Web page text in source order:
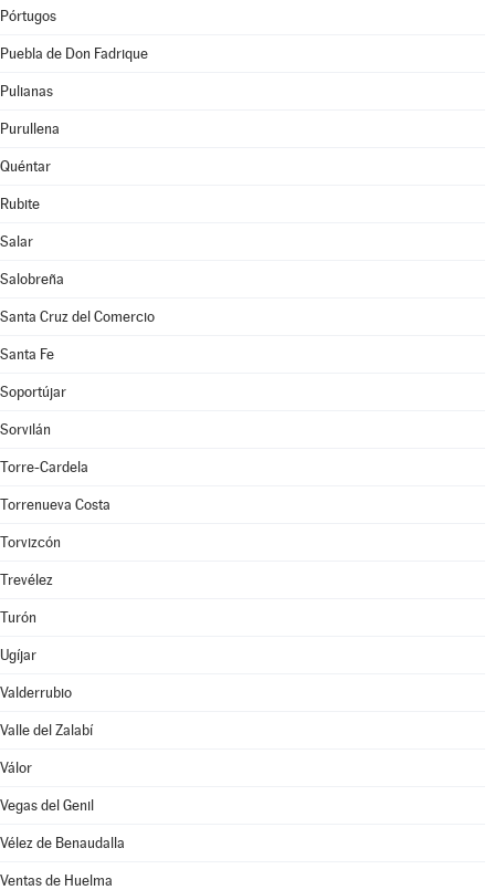
Pórtugos
Puebla de Don Fadrique
Pulianas
Purullena
Quéntar
Rubite
Salar
Salobreña
Santa Cruz del Comercio
Santa Fe
Soportújar
Sorvilán
Torre-Cardela
Torrenueva Costa
Torvizcón
Trevélez
Turón
Ugíjar
Valderrubio
Valle del Zalabí
Válor
Vegas del Genil
Vélez de Benaudalla
Ventas de Huelma